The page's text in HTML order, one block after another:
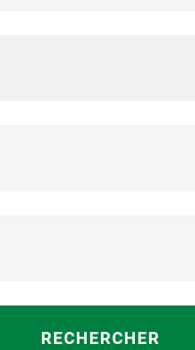
RECHERCHER